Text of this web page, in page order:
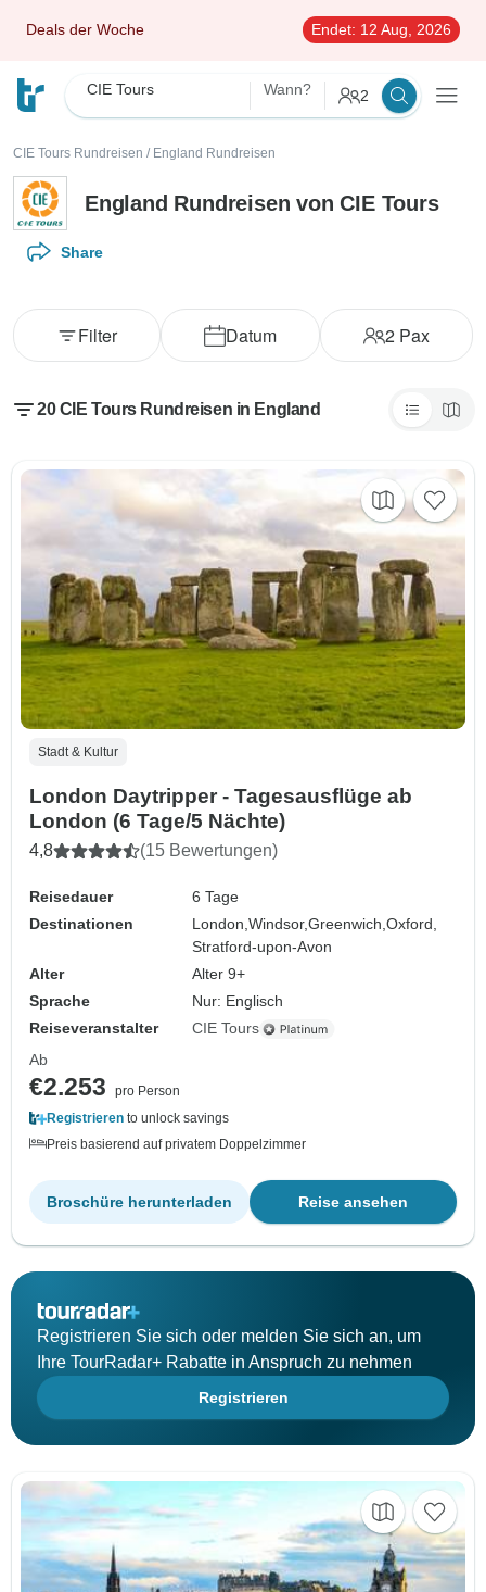
Deals der Woche Endet: 12 Aug, 2026
CIE Tours Wann? 2
CIE Tours Rundreisen / England Rundreisen
England Rundreisen von CIE Tours
Share
Datum 2 Pax
Filter
20 CIE Tours Rundreisen in England
Stadt & Kultur
London Daytripper - Tagesausflüge ab
London (6 Tage/5 Nächte)
4,8 (15 Bewertungen)
Reisedauer
6 Tage
Destinationen
London,Windsor,Greenwich,Oxford,
Stratford-upon-Avon
Alter
Alter 9+
Sprache
Nur: Englisch
Reiseveranstalter
CIE Tours
Ab
€2.253
pro Person
Registrieren to unlock savings
Preis basierend auf privatem Doppelzimmer
Reise ansehen
Broschüre herunterladen
Registrieren Sie sich oder melden Sie sich an, um
Ihre TourRadar+ Rabatte in Anspruch zu nehmen
Registrieren